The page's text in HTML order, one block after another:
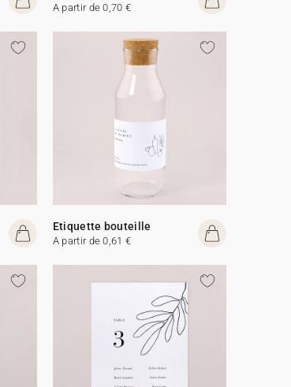
A partir de 0,70 €
Etiquette bouteille
A partir de 0,61 €